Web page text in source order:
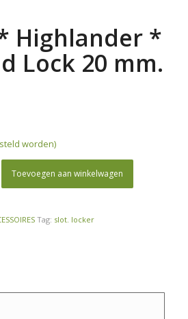
Highlander *
Lock 20 mm.
worden)
Toevoegen aan winkelwagen
Tag: slot. locker